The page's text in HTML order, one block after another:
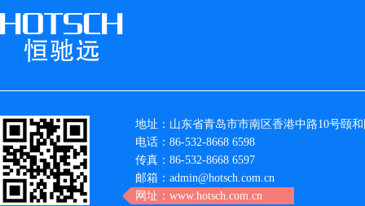
地址：山东省青岛市市南区香港中路10号颐和
电话：86-532-8668 6598
传真：86-532-8668 6597
邮箱：admin@hotsch.com.cn
网址：www.hotsch.com.cn